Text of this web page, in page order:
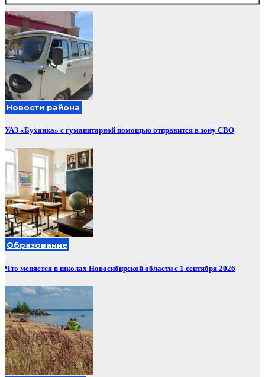
Новости района
УАЗ «Буханка» с гуманитарной помощью отправится в зону СВО
Образование
Что меняется в школах Новосибирской области с 1 сентября 2026